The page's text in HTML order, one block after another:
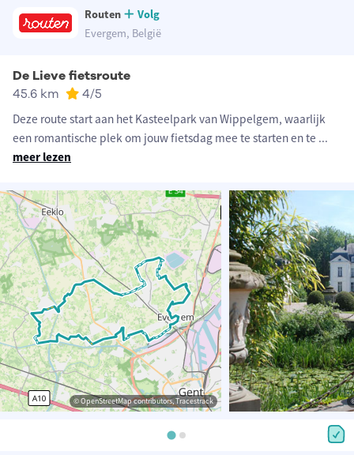
Routen
Volg
Evergem, België
De Lieve fietsroute
45.6 km 4/5
Deze route start aan het Kasteelpark van Wippelgem, waarlijk
een romantische plek om jouw fietsdag mee te starten en te ...
meer lezen
© OpenStreetMap contributors, Tracestrack